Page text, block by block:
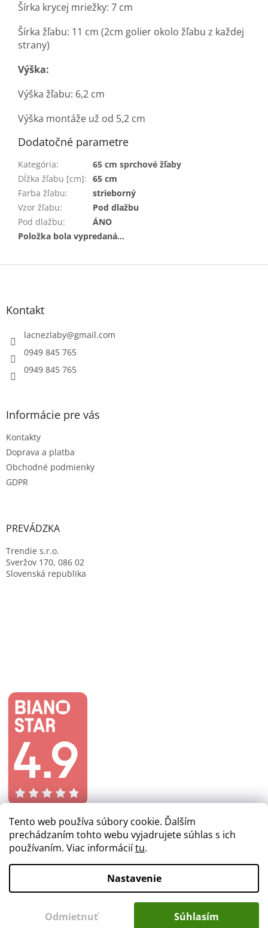
Tento web používa súbory cookie. Ďalším
prechádzaním tohto webu vyjadrujete súhlas s ich
používaním. Viac informáciítu.
Nastavenie
Odmietnuť Súhlasím
Šírka krycej mriežky: 7 cm
Šírka žľabu: 11 cm (2cm golier okolo žľabu z každej
strany)
Výška:
Výška žľabu: 6,2 cm
Výška montáže už od 5,2 cm
Dodatočné parametre
Kategória:
65 cm sprchové žľaby
Dĺžka žľabu [cm]: 65 cm
Farba žľabu:
strieborný
Vzor žľabu:
Pod dlažbu
Pod dlažbu:
ÁNO
Položka bola vypredaná…
Z
Kontakt
lacnezlaby@gmail.com
0949 845 765
0949 845 765
Informácie pre vás
Kontakty
Doprava a platba
Obchodné podmienky
GDPR
PREVÁDZKA
Trendie s.r.o.
Sveržov 170, 086 02
Slovenská republika
lacnezlaby.sk. Všetky práva vyhradené.
Upraviť nastavenie cookies